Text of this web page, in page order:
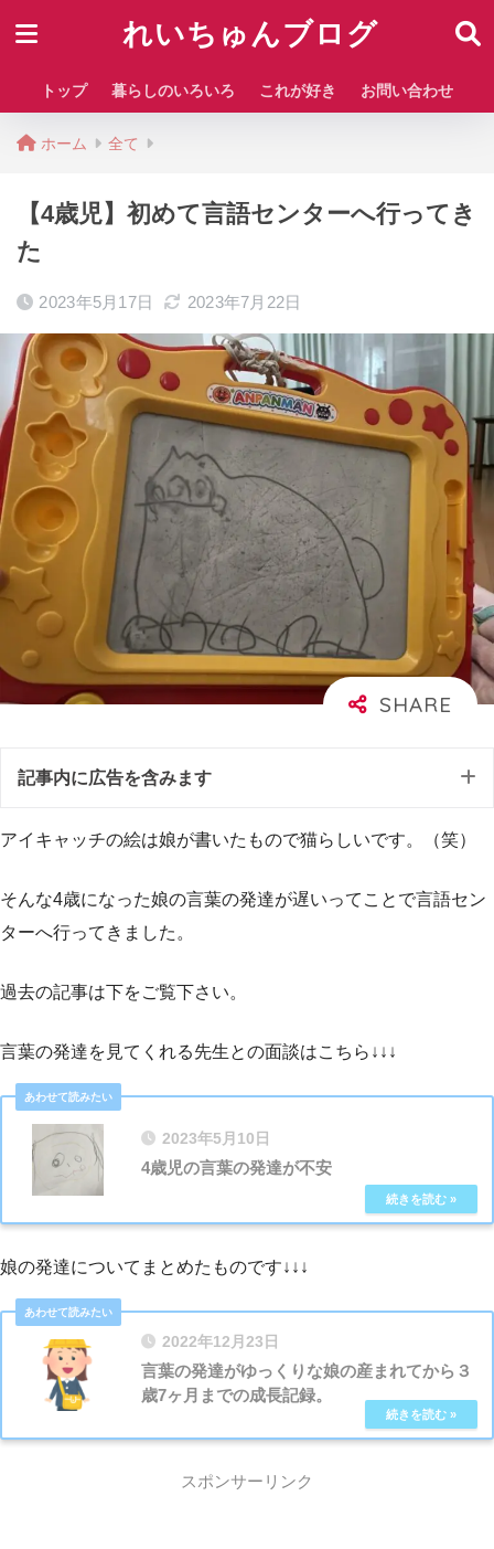
れいちゅんブログ
トップ 暮らしのいろいろ これが好き お問い合わせ
ホーム 全て
【4歳児】初めて言語センターへ行ってき
た
2023年5月17日 2023年7月22日
記事内に広告を含みます
アイキャッチの絵は娘が書いたもので猫らしいです。（笑）
そんな4歳になった娘の言葉の発達が遅いってことで言語セン
ターへ行ってきました。
過去の記事は下をご覧下さい。
言葉の発達を見てくれる先生との面談はこちら↓↓↓
2023年5月10日
4歳児の言葉の発達が不安
娘の発達についてまとめたものです↓↓↓
2022年12月23日
言葉の発達がゆっくりな娘の産まれてから３
歳7ヶ月までの成長記録。
スポンサーリンク